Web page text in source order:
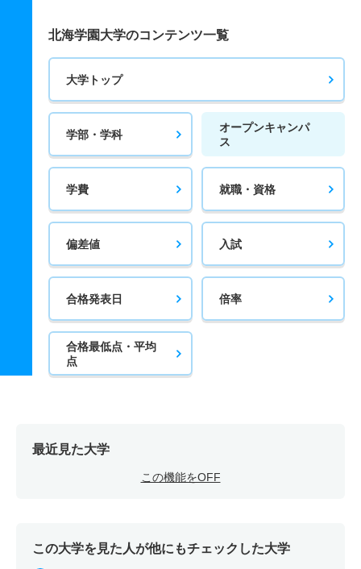
北海学園大学のコンテンツ一覧
大学トップ
学部・学科
オープンキャンパ
ス
学費 就職・資格
偏差値 入試
合格発表日 倍率
合格最低点・平均
点
最近見た大学
この機能をOFF
この大学を見た人が他にもチェックした大学